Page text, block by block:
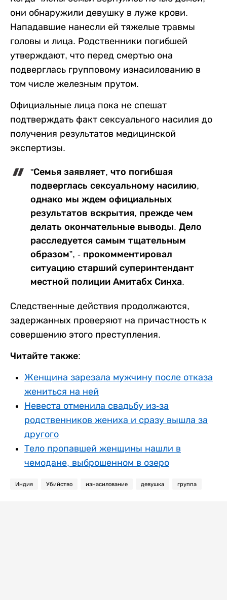
они обнаружили девушку в луже крови.
Нападавшие нанесли ей тяжелые травмы
головы и лица. Родственники погибшей
утверждают, что перед смертью она
подверглась групповому изнасилованию в
том числе железным прутом.
Официальные лица пока не спешат
подтверждать факт сексуального насилия до
получения результатов медицинской
экспертизы.
"Семья заявляет, что погибшая
подверглась сексуальному насилию,
однако мы ждем официальных
результатов вскрытия, прежде чем
делать окончательные выводы. Дело
расследуется самым тщательным
образом”, - прокомментировал
ситуацию старший суперинтендант
местной полиции Амитабх Синха.
Следственные действия продолжаются,
задержанных проверяют на причастность к
совершению этого преступления.
Читайте также:
Женщина зарезала мужчину после отказа
жениться на ней
Невеста отменила свадьбу из-за
родственников жениха и сразу вышла за
другого
Тело пропавшей женщины нашли в
чемодане, выброшенном в озеро
Индия Убийство изнасилование девушка группа